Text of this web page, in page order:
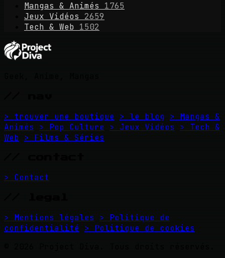
Mangas & Animés
1765
Jeux Vidéos
2659
Tech & Web 1502
> trouver une boutique > le blog > Mangas &
Animés
> Pop Culture > Jeux Vidéos
> Tech &
Web > Films & Séries
> Contact
> Mentions légales
> Politique de
confidentialité > Politique de cookies